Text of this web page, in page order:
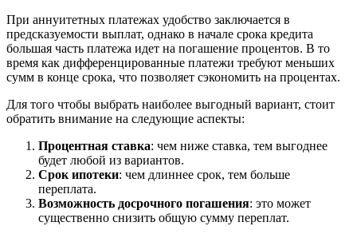
При аннуитетных платежах удобство заключается в
предсказуемости выплат, однако в начале срока кредита
большая часть платежа идет на погашение процентов. В то
время как дифференцированные платежи требуют меньших
сумм в конце срока, что позволяет сэкономить на процентах.
Для того чтобы выбрать наиболее выгодный вариант, стоит
обратить внимание на следующие аспекты:
Процентная ставка: чем ниже ставка, тем выгоднее
будет любой из вариантов.
Срок ипотеки: чем длиннее срок, тем больше
переплата.
Возможность досрочного погашения: это может
существенно снизить общую сумму переплат.